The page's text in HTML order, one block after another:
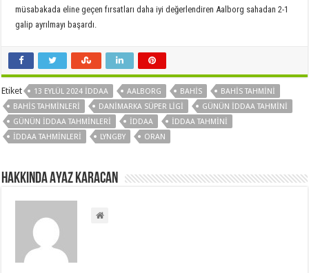
müsabakada eline geçen fırsatları daha iyi değerlendiren Aalborg sahadan 2-1
galip ayrılmayı başardı.
Etiket 13 EYLÜL 2024 İDDAA AALBORG BAHIS
BAHIS TAHMINI
BAHIS TAHMINLERI
DANIMARKA SÜPER LIGI
GÜNÜN IDDAA TAHMINI
GÜNÜN IDDAA TAHMINLERI
IDDAA
IDDAA TAHMINI
IDDAA TAHMINLERI
LYNGBY ORAN
Hakkında Ayaz Karacan